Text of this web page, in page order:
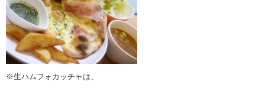
※生ハムフォカッチャは、